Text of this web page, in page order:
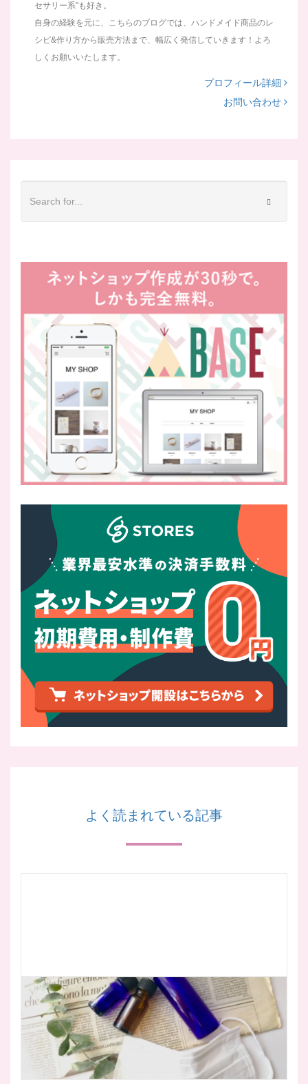
セサリー系"も好き。
自身の経験を元に、こちらのブログでは、ハンドメイド商品のレ
シピ&作り方から販売方法まで、幅広く発信していきます！よろ
しくお願いいたします。
プロフィール詳細
お問い合わせ
よく読まれている記事